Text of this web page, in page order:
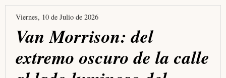
Viernes, 10 de Julio de 2026
Van Morrison: del
extremo oscuro de la calle